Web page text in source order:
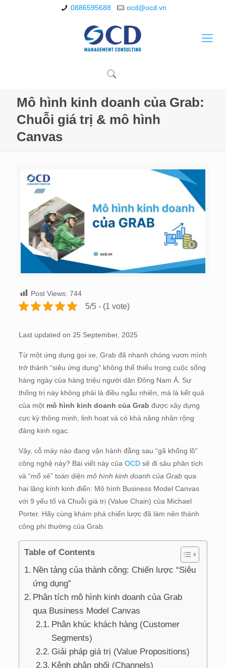
0886595688 ocd@ocd.vn
Mô hình kinh doanh của Grab:
Chuỗi giá trị & mô hình
Canvas
Post Views: 744
5/5 - (1 vote)
Last updated on 25 September, 2025
Từ một ứng dụng gọi xe, Grab đã nhanh chóng vươn mình
trở thành “siêu ứng dụng” không thể thiếu trong cuộc sống
hàng ngày của hàng triệu người dân Đông Nam Á. Sự
thống trị này không phải là điều ngẫu nhiên, mà là kết quả
của một mô hình kinh doanh của Grab được xây dựng
cực kỳ thông minh, linh hoạt và có khả năng nhân rộng
đáng kinh ngạc.
Vậy, cỗ máy nào đang vận hành đằng sau “gã khổng lồ”
công nghệ này? Bài viết này của OCDsẽ đi sâu phân tích
và “mổ xẻ” toàn diện mô hình kinh doanh của Grabqua
hai lăng kính kinh điển: Mô hình Business Model Canvas
với 9 yếu tố và Chuỗi giá trị (Value Chain) của Michael
Porter. Hãy cùng khám phá chiến lược đã làm nên thành
công phi thường của Grab.
Table of Contents
Nền tảng của thành công: Chiến lược “Siêu
ứng dụng”
Phân tích mô hình kinh doanh của Grab
qua Business Model Canvas
Phân khúc khách hàng (Customer
Segments)
Giải pháp giá trị (Value Propositions)
Kênh phân phối (Channels)